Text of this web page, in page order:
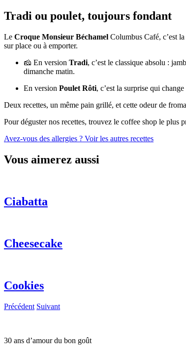
Tradi ou poulet, toujours fondant
Le Croque Monsieur Béchamel Columbus Café, c’est
sur place ou à emporter.
🧀 En version Tradi, c’est le classique absolu :
dimanche matin.
En version Poulet Rôti, c’est la surprise qui
Deux recettes, un même pain grillé, et cette odeur de
Pour déguster nos recettes, trouvez le coffee shop le plus
Avez-vous des allergies ? Voir les autres recettes
Vous aimerez aussi
Ciabatta
Cheesecake
Cookies
Précédent Suivant
30 ans d’amour du bon goût